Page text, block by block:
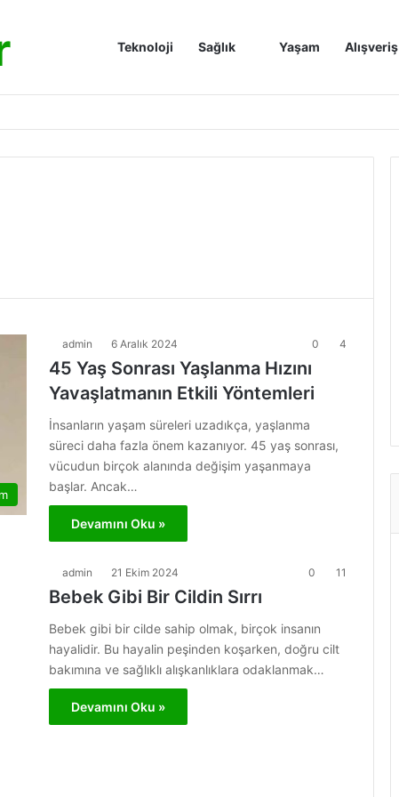
Anasayfa
Teknoloji Sağlık Yaşam Alışveriş
admin 6 Aralık 2024 0 4
45 Yaş Sonrası Yaşlanma Hızını
Yavaşlatmanın Etkili Yöntemleri
İnsanların yaşam süreleri uzadıkça, yaşlanma
süreci daha fazla önem kazanıyor. 45 yaş sonrası,
vücudun birçok alanında değişim yaşanmaya
başlar. Ancak…
Devamını Oku »
admin 21 Ekim 2024 0 11
Bebek Gibi Bir Cildin Sırrı
Bebek gibi bir cilde sahip olmak, birçok insanın
hayalidir. Bu hayalin peşinden koşarken, doğru cilt
bakımına ve sağlıklı alışkanlıklara odaklanmak…
Devamını Oku »